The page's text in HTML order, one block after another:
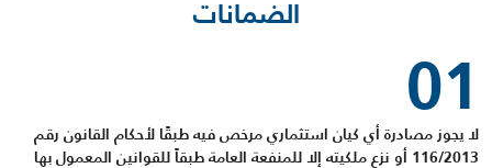
الضمانات
01
لا يجوز مصادرة أي كيان استثماري مرخص فيه طبقًا لأحكام القانون رقم
116/2013 أو نزع ملكيته إلا للمنفعة العامة طبقاً للقوانين المعمول بها